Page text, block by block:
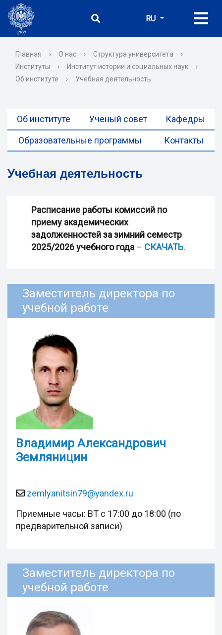
RU
Главная › О нас › Структура университета
›
Институты
› Институт истории и социальных наук
›
Об институте
› Учебная деятельность
Об институте Ученый совет Кафедры
Образовательные программы Контакты
Учебная деятельность
Расписание работы комиссий по
приему академических
задолженностей за зимний семестр
2025/2026 учебного года – СКАЧАТЬ.
Заместитель директора по
учебной работе
Владимир Александрович
Земляницин
zemlyanitsin79@yandex.ru
Приемные часы: ВТ с 17:00 до 18:00 (по
предварительной записи)
Заместитель директора по
учебной работе